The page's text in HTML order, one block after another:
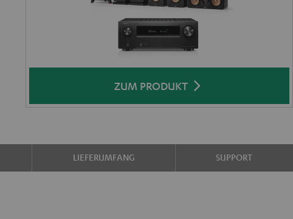
ZUM PRODUKT
LIEFERUMFANG SUPPORT